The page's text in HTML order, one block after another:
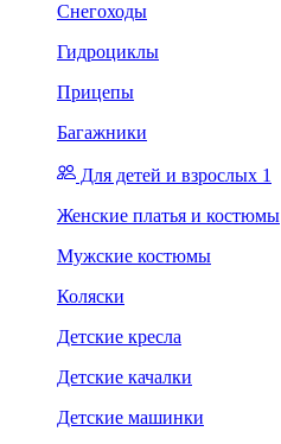
Снегоходы
Гидроциклы
Прицепы
Багажники
Для детей и взрослых 1
Женские платья и костюмы
Мужские костюмы
Коляски
Детские кресла
Детские качалки
Детские машинки